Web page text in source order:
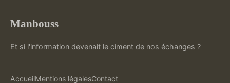
Manbouss
Et si l'information devenait le ciment de nos échanges ?
AccueilMentions légalesContact